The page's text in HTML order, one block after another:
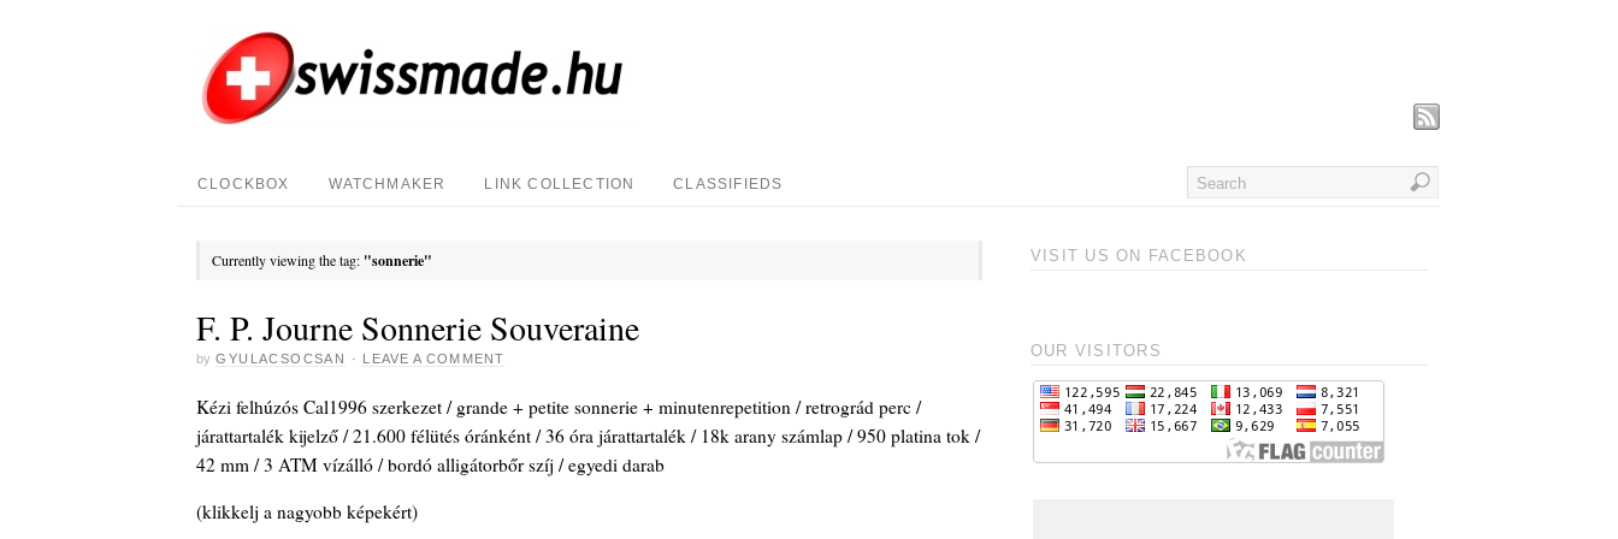
CLOCKBOX WATCHMAKER LINK COLLECTION CLASSIFIEDS
Currently viewing the tag: "sonnerie"
F. P. Journe Sonnerie Souveraine
by GYULACSOCSAN · LEAVE A COMMENT
Kézi felhúzós Cal1996 szerkezet / grande + petite sonnerie + minutenrepetition / retrográd perc /
járattartalék kijelző / 21.600 félütés óránként / 36 óra járattartalék / 18k arany számlap / 950 platina tok /
42 mm / 3 ATM vízálló / bordó alligátorbőr szíj / egyedi darab
(klikkelj a nagyobb képekért)
VISIT US ON FACEBOOK
OUR VISITORS